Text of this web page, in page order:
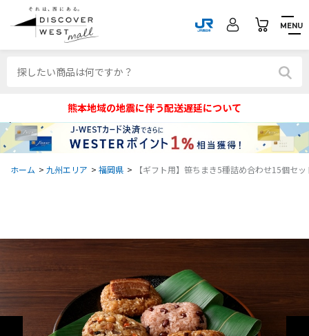
MENU
熊本地域の地震に伴う配送遅延について
ホーム > 九州エリア > 福岡県 > 【ギフト用】笹ちまき5種詰め合わせ15個セッ